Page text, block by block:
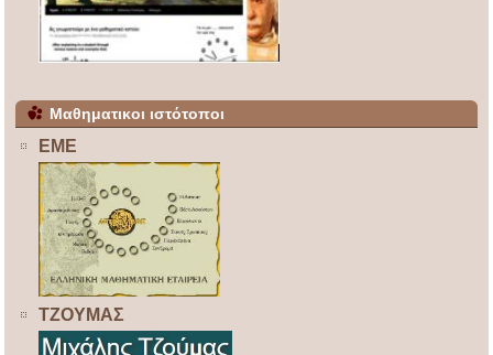
Μαθηματικοι ιστότοποι
ΕΜΕ
ΤΖΟΥΜΑΣ